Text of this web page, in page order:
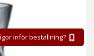
inför beställning?